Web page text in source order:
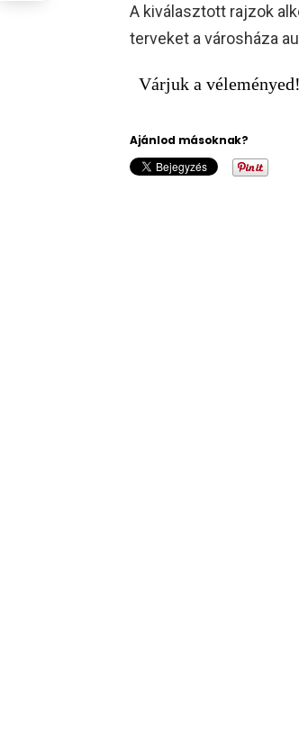
A kiválasztott rajzok
terveket a városháza
Várjuk a véleményed!
Ajánlod másoknak?